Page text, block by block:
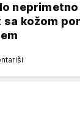
kožom